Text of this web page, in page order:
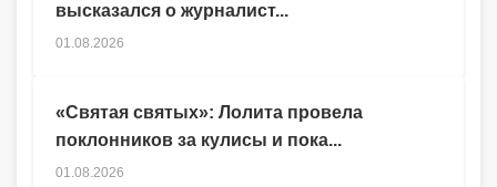
высказался о журналист...
01.08.2026
«Святая святых»: Лолита провела
поклонников за кулисы и пока...
01.08.2026